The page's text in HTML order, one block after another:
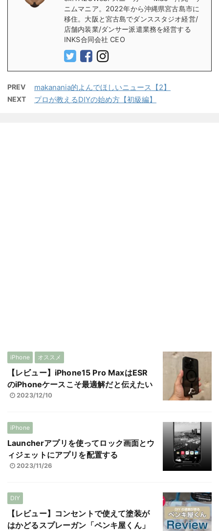
ニムマニア。2022年から沖縄県宮古島市に
移住。大阪と宮古島でダンススタジオ経営/
店舗内装業/ダンサー派遣業務を経営する
INKS合同会社 CEO
PREV makanania的よんでほしいニュース【2】
NEXT プロが教えるDIYの始め方【初級編】
iPhone オススメ
【レビュー】iPhone15 Pro MaxはESR
のiPhoneケースこそ最適解だと伝えたい
2023/12/10
iPhone
Launcherアプリを使ってロック画面とウ
ィジェットにアプリを配置する
2023/11/26
DIY
【レビュー】コンセントで使えて塗装が
はかどるスプレーガン「ペンキ屋くん」